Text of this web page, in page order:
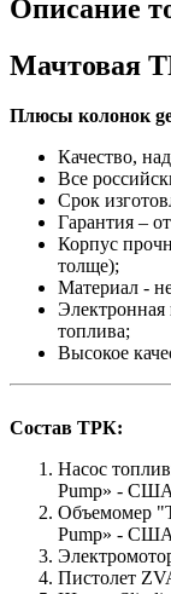
Описание
Мачтовая
Плюсы колонок
Качество,
Все
Срок
Гарантия –
Корпус
толще);
Материал -
Электронная
топлива;
Высокое
Состав ТРК:
Насос
Pump» -
Объемомер
Pump» -
Пистолет